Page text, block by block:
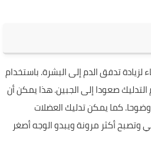
تدفق الدم إلى البشرة. باستخدام
التدليك صعودا إلى الجبين. هذا يمكن أن
وضوحا. كما يمكن تدليك العضلات
أكثر مرونة ويبدو الوجه أصغر